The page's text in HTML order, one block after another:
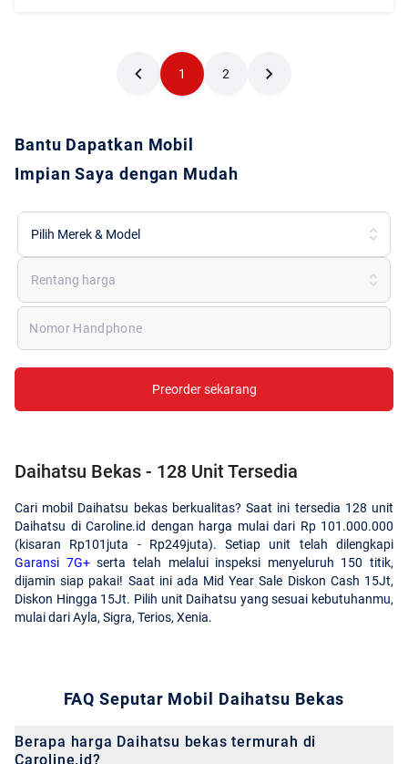
1 2
Bantu Dapatkan Mobil
Impian Saya dengan Mudah
Pilih Merek & Model
Rentang harga
Nomor Handphone
Preorder sekarang
Daihatsu Bekas - 128 Unit Tersedia
Cari mobil Daihatsu bekas berkualitas? Saat ini tersedia 128 unit
Daihatsu di Caroline.id dengan harga mulai dari Rp 101.000.000
(kisaran Rp101juta - Rp249juta). Setiap unit telah dilengkapi
Garansi 7G+serta telah melalui inspeksi menyeluruh 150 titik,
dijamin siap pakai! Saat ini ada Mid Year Sale Diskon Cash 15Jt,
Diskon Hingga 15Jt. Pilih unit Daihatsu yang sesuai kebutuhanmu,
mulai dari Ayla, Sigra, Terios, Xenia.
FAQ Seputar Mobil Daihatsu Bekas
Berapa harga Daihatsu bekas termurah di
Caroline.id?